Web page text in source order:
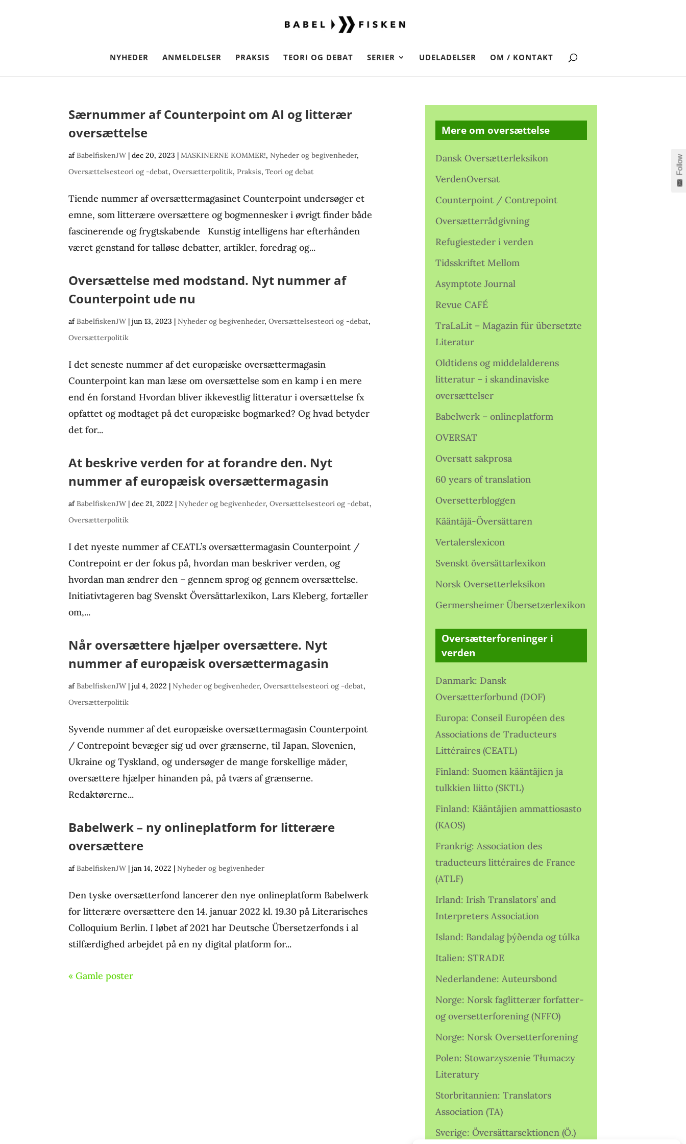
NYHEDER ANMELDELSER PRAKSIS TEORI OG DEBAT SERIER UDELADELSER OM / KONTAKT
Særnummer af Counterpoint om AI og litterær
oversættelse
afBabelfiskenJW |dec 20, 2023 |MASKINERNE KOMMER!,Nyheder og begivenheder,
Oversættelsesteori og -debat,Oversætterpolitik,Praksis,Teori og debat
Tiende nummer af oversættermagasinet Counterpoint undersøger et
emne, som litterære oversættere og bogmennesker i øvrigt finder både
fascinerende og frygtskabende Kunstig intelligens har efterhånden
været genstand for talløse debatter, artikler, foredrag og...
Oversættelse med modstand. Nyt nummer af
Counterpoint ude nu
afBabelfiskenJW |jun 13, 2023 |Nyheder og begivenheder,Oversættelsesteori og -debat,
Oversætterpolitik
I det seneste nummer af det europæiske oversættermagasin
Counterpoint kan man læse om oversættelse som en kamp i en mere
end én forstand Hvordan bliver ikkevestlig litteratur i oversættelse fx
opfattet og modtaget på det europæiske bogmarked? Og hvad betyder
det for...
At beskrive verden for at forandre den. Nyt
nummer af europæisk oversættermagasin
afBabelfiskenJW |dec 21, 2022 |Nyheder og begivenheder,Oversættelsesteori og -debat,
Oversætterpolitik
I det nyeste nummer af CEATL’s oversættermagasin Counterpoint /
Contrepoint er der fokus på, hvordan man beskriver verden, og
hvordan man ændrer den – gennem sprog og gennem oversættelse.
Initiativtageren bag Svenskt Översättarlexikon, Lars Kleberg, fortæller
om,...
Når oversættere hjælper oversættere. Nyt
nummer af europæisk oversættermagasin
afBabelfiskenJW |jul 4, 2022 |Nyheder og begivenheder,Oversættelsesteori og -debat,
Oversætterpolitik
Syvende nummer af det europæiske oversættermagasin Counterpoint
/ Contrepoint bevæger sig ud over grænserne, til Japan, Slovenien,
Ukraine og Tyskland, og undersøger de mange forskellige måder,
oversættere hjælper hinanden på, på tværs af grænserne.
Redaktørerne...
Babelwerk – ny onlineplatform for litterære
oversættere
afBabelfiskenJW |jan 14, 2022 |Nyheder og begivenheder
Den tyske oversætterfond lancerer den nye onlineplatform Babelwerk
for litterære oversættere den 14. januar 2022 kl. 19.30 på Literarisches
Colloquium Berlin. I løbet af 2021 har Deutsche Übersetzerfonds i al
stilfærdighed arbejdet på en ny digital platform for...
« Gamle poster
Mere om oversættelse
Dansk Oversætterleksikon
VerdenOversat
Counterpoint / Contrepoint
Oversætterrådgivning
Refugiesteder i verden
Tidsskriftet Mellom
Asymptote Journal
Revue CAFÉ
TraLaLit – Magazin für übersetzte
Literatur
Oldtidens og middelalderens
litteratur – i skandinaviske
oversættelser
Babelwerk – onlineplatform
OVERSAT
Oversatt sakprosa
60 years of translation
Oversetterbloggen
Kääntäjä-Översättaren
Vertalerslexicon
Svenskt översättarlexikon
Norsk Oversetterleksikon
Germersheimer Übersetzerlexikon
Oversætterforeninger i
verden
Danmark: Dansk
Oversætterforbund (DOF)
Europa: Conseil Européen des
Associations de Traducteurs
Littéraires (CEATL)
Finland: Suomen kääntäjien ja
tulkkien liitto (SKTL)
Finland: Kääntäjien ammattiosasto
(KAOS)
Frankrig: Association des
traducteurs littéraires de France
(ATLF)
Irland: Irish Translators’ and
Interpreters Association
Island: Bandalag þýðenda og túlka
Italien: STRADE
Nederlandene: Auteursbond
Norge: Norsk faglitterær forfatter-
og oversetterforening (NFFO)
Norge: Norsk Oversetterforening
Polen: Stowarzyszenie Tłumaczy
Literatury
Storbritannien: Translators
Association (TA)
Sverige: Översättarsektionen (Ö.)
Follow